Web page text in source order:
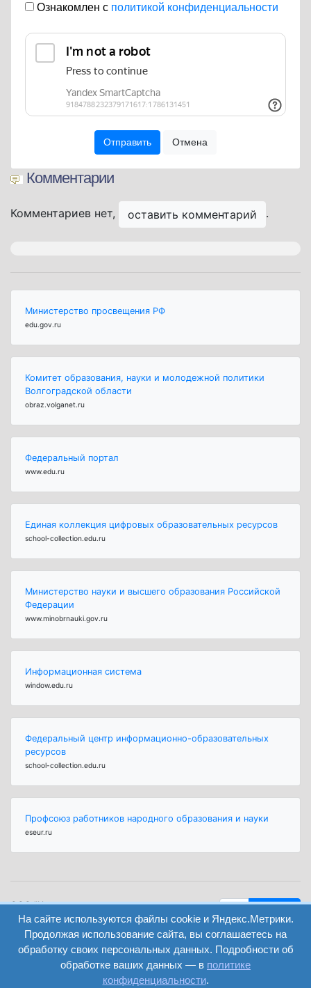
Ознакомлен с политикой конфиденциальности
Комментарии
Комментариев нет, оставить комментарий .
Министерство просвещения РФ
edu.gov.ru
Комитет образования, науки и молодежной политики
Волгоградской области
obraz.volganet.ru
Федеральный портал
www.edu.ru
Единая коллекция цифровых образовательных ресурсов
school-collection.edu.ru
Министерство науки и высшего образования Российской
Федерации
www.minobrnauki.gov.ru
Информационная система
window.edu.ru
Федеральный центр информационно-образовательных
ресурсов
school-collection.edu.ru
Профсоюз работников народного образования и науки
eseur.ru
ООО "Центр
образования и
консалтинга"
Волгоград 2008-
2026
вход
регистрация
Версия
сайта для
слабовидящих
На сайте используются файлы cookie и Яндекс.Метрики.
Продолжая использование сайта, вы соглашаетесь на
обработку своих персональных данных. Подробности об
обработке ваших данных — в политике
конфиденциальности.